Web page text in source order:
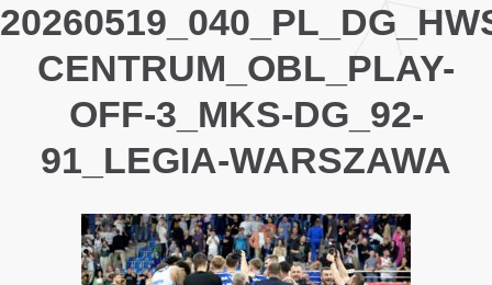
CENTRUM_OBL_PLAY-
OFF-3_MKS-DG_92-
91_LEGIA-WARSZAWA